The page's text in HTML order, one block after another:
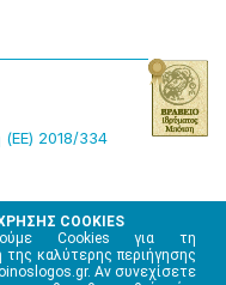
COOKIES
Cookies για τη
της καλύτερης περιήγησης
Αν συνεχίσετε
2018/334
Μ.Η.Τ. 220242